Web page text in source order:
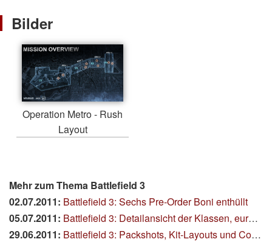
Bilder
Operation Metro - Rush
Layout
Mehr zum Thema Battlefield 3
02.07.2011: Battlefield 3: Sechs Pre-Order Boni enthüllt
05.07.2011: Battlefield 3: Detailansicht der Klassen, eure Fragen für den Community Day
29.06.2011: Battlefield 3: Packshots, Kit-Layouts und Coop-Modus